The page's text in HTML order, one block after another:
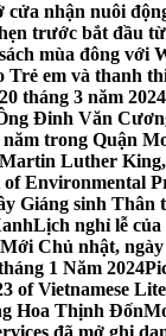
cửa nhận nuôi
trước bắt đầu
mùa đông với
em và thanh
tháng 3 năm 2024
Đinh Văn
năm trong Quận
Luther
Environmental
Giáng sinh Thân
Lịch nghỉ lễ
Chủ nhật, ngày
1 Năm 2024
of Vietnamese
Hoa Thịnh Đốn
đã mở ghi